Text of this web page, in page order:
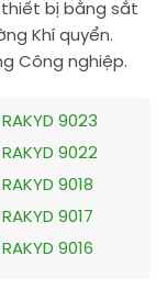
bị bằng sắt
Khí quyển.
Công nghiệp.
9023
9022
9018
9017
9016